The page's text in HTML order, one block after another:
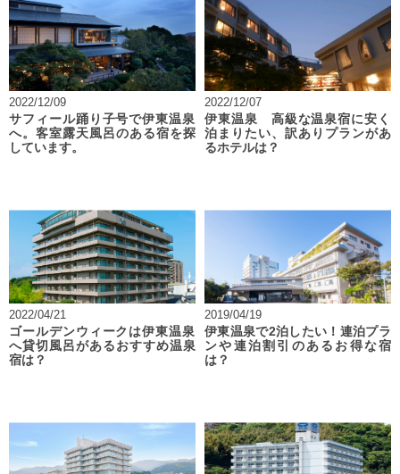
2022/12/09
サフィール踊り子号で伊東温泉
へ。客室露天風呂のある宿を探
しています。
2022/12/07
伊東温泉 高級な温泉宿に安く
泊まりたい、訳ありプランがあ
るホテルは？
2022/04/21
ゴールデンウィークは伊東温泉
へ貸切風呂があるおすすめ温泉
宿は？
2019/04/19
伊東温泉で2泊したい！連泊プラ
ンや連泊割引のあるお得な宿
は？